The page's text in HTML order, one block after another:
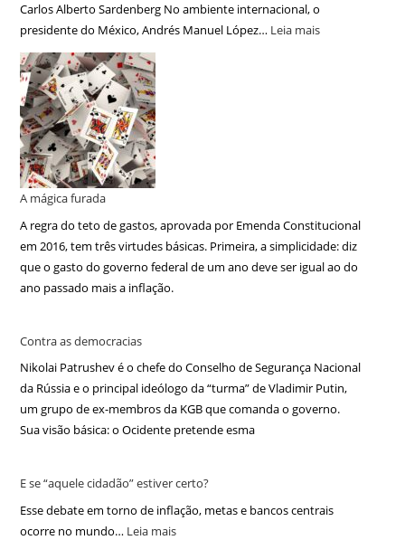
Carlos Alberto Sardenberg No ambiente internacional, o
presidente do México, Andrés Manuel López… Leia mais
A mágica furada
A regra do teto de gastos, aprovada por Emenda Constitucional
em 2016, tem três virtudes básicas. Primeira, a simplicidade: diz
que o gasto do governo federal de um ano deve ser igual ao do
ano passado mais a inflação.
Contra as democracias
Nikolai Patrushev é o chefe do Conselho de Segurança Nacional
da Rússia e o principal ideólogo da “turma” de Vladimir Putin,
um grupo de ex-membros da KGB que comanda o governo.
Sua visão básica: o Ocidente pretende esma
E se “aquele cidadão” estiver certo?
Esse debate em torno de inflação, metas e bancos centrais
ocorre no mundo… Leia mais